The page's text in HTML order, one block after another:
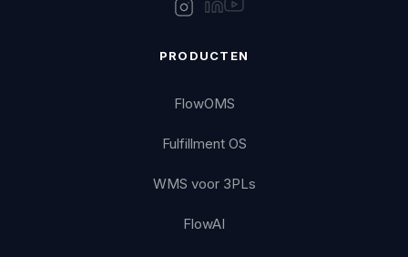
PRODUCTEN
FlowOMS
Fulfillment OS
WMS voor 3PLs
FlowAI